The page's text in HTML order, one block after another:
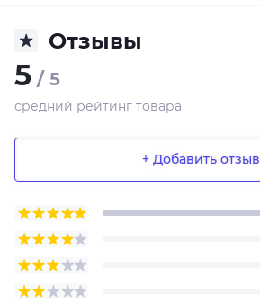
Отзывы
5 / 5
средний рейтинг товара
+ Добавить отзыв